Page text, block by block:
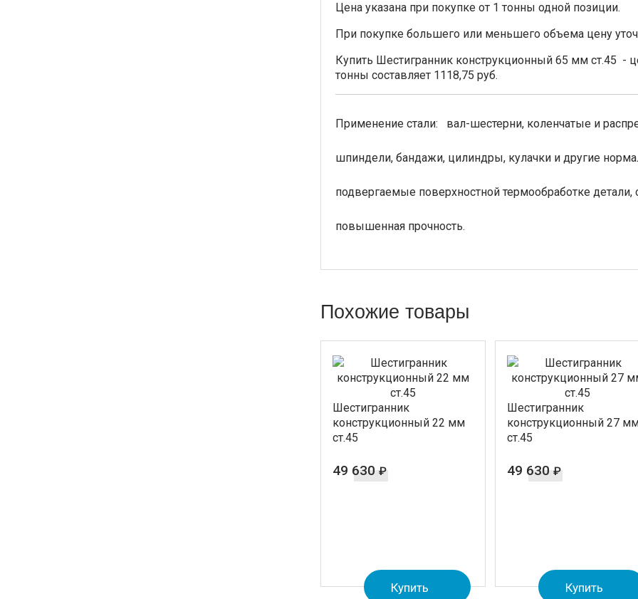
Цена указана при покупке от 1 тонны одной позиции.
При покупке большего или меньшего объема цену
Купить Шестигранник конструкционный 65 мм ст.45 -
тонны составляет 1118,75 руб.
Применение стали: вал-шестерни, коленчатые и
шпиндели, бандажи, цилиндры, кулачки и другие
подвергаемые поверхностной термообработке детали,
повышенная прочность.
Похожие товары
Шестигранник
конструкционный 22 мм
ст.45
49 630 ₽
Купить
Шестигранник
конструкционный 27
ст.45
49 630 ₽
Купить